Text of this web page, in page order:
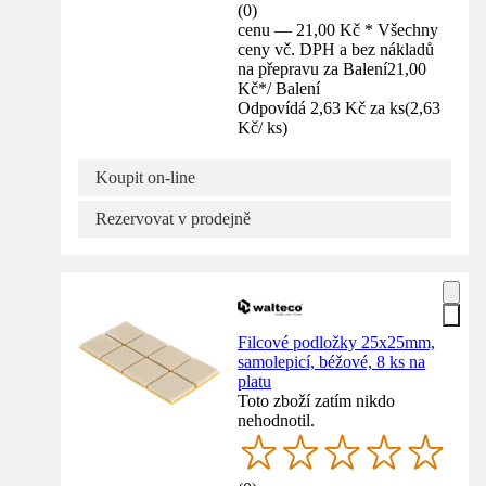
(0)
cenu — 21,00 Kč * Všechny
ceny vč. DPH a bez nákladů
na přepravu za Balení21,00
Kč*/ Balení
Odpovídá 2,63 Kč za ks(2,63
Kč/ ks)
Koupit on-line
Rezervovat v prodejně
Filcové podložky 25x25mm,
samolepicí, béžové, 8 ks na
platu
Toto zboží zatím nikdo
nehodnotil.